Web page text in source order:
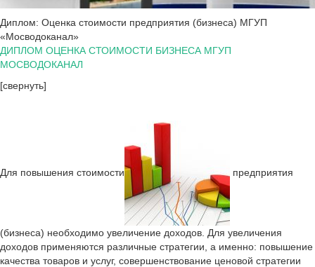
Диплом: Оценка стоимости предприятия (бизнеса) МГУП
«Мосводоканал»
ДИПЛОМ ОЦЕНКА СТОИМОСТИ БИЗНЕСА МГУП
МОСВОДОКАНАЛ
[свернуть]
Для повышения стоимости предприятия
(бизнеса) необходимо увеличение доходов. Для увеличения
доходов применяются различные стратегии, а именно: повышение
качества товаров и услуг, совершенствование ценовой стратегии